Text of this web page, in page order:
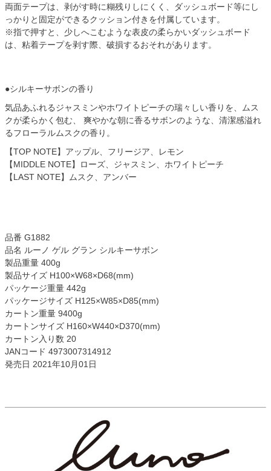
両面テープは、剥がす時に糊残りしにくく、ダッシュボード等にし
っかりと固定ができるクッション付きを付属しています。
※指で押すと、少しへこむような表皮の柔らかいダッシュボード
は、粘着テープを剥す際、破損するおそれがあります。
●シルキーサボンの香り
気品あふれるジャスミンやホワイトピーチの瑞々しい香りを、ムス
クが柔らかく包む、 爽やかな朝に香るサボンのような、清潔感溢れ
るフローラルムスクの香り。
【TOP NOTE】アップル、フリージア、レモン
【MIDDLE NOTE】ローズ、ジャスミン、ホワイトピーチ
【LAST NOTE】ムスク、アンバー
品番 G1882
品名 ルーノ ゲル グラン シルキーサボン
製品重量 400g
製品サイズ H100×W68×D68(mm)
パッケージ重量 442g
パッケージサイズ H125×W85×D85(mm)
カートン重量 9400g
カートンサイズ H160×W440×D370(mm)
カートン入り数 20
JANコード 4973007314912
発売日 2021年10月01日